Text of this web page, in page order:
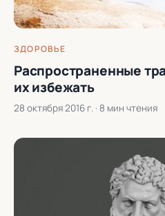
ЗДОРОВЬЕ
Распространенные
их избежать
28 октября 2016 г. · 8 мин чтения